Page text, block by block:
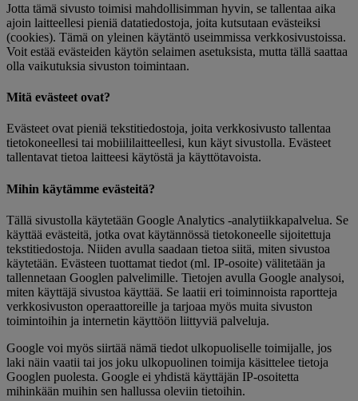
Jotta tämä sivusto toimisi mahdollisimman hyvin, se tallentaa aika
ajoin laitteellesi pieniä datatiedostoja, joita kutsutaan evästeiksi
(cookies). Tämä on yleinen käytäntö useimmissa verkkosivustoissa.
Voit estää evästeiden käytön selaimen asetuksista, mutta tällä saattaa
olla vaikutuksia sivuston toimintaan.
Mitä evästeet ovat?
Evästeet ovat pieniä tekstitiedostoja, joita verkkosivusto tallentaa
tietokoneellesi tai mobiililaitteellesi, kun käyt sivustolla. Evästeet
tallentavat tietoa laitteesi käytöstä ja käyttötavoista.
Mihin käytämme evästeitä?
Tällä sivustolla käytetään Google Analytics -analytiikkapalvelua. Se
käyttää evästeitä, jotka ovat käytännössä tietokoneelle sijoitettuja
tekstitiedostoja. Niiden avulla saadaan tietoa siitä, miten sivustoa
käytetään. Evästeen tuottamat tiedot (ml. IP-osoite) välitetään ja
tallennetaan Googlen palvelimille. Tietojen avulla Google analysoi,
miten käyttäjä sivustoa käyttää. Se laatii eri toiminnoista raportteja
verkkosivuston operaattoreille ja tarjoaa myös muita sivuston
toimintoihin ja internetin käyttöön liittyviä palveluja.
Google voi myös siirtää nämä tiedot ulkopuoliselle toimijalle, jos
laki näin vaatii tai jos joku ulkopuolinen toimija käsittelee tietoja
Googlen puolesta. Google ei yhdistä käyttäjän IP-osoitetta
mihinkään muihin sen hallussa oleviin tietoihin.